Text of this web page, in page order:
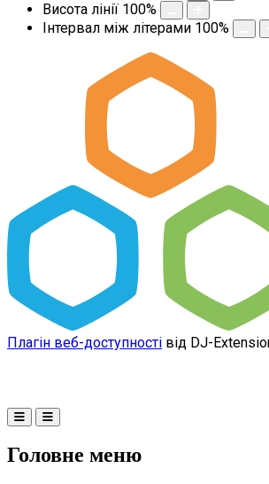
Висота лінії 100%
Інтервал між літерами 100%
Плагін веб-доступності від DJ-
Головне меню